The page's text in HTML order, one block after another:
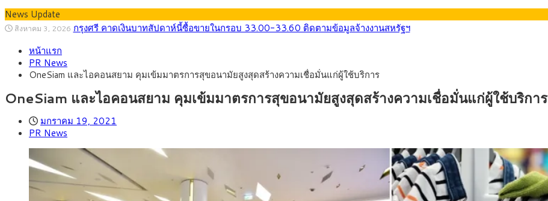
News Update
สิงหาคม 3, 2026 กรุงศรี คาดเงินบาทสัปดาห์นี้ซื้อขายในกรอบ 33.00-33.60 ติดตามข้อมูลจ้างงานสหรัฐฯ
กรกฎาคม 27, 2026
กรกฎาคม 27, 2026
สิงหาคม 5, 2026 ครม.ไฟเขียวหลักการ ร่าง พ.ร.ฎ. เปิดทาง รฟม.เดินหน้ารถไฟฟ้าสงขลา โมโนเรล 12.54 กม. เชื่อมเมืองหาดใหญ่
สิงหาคม 4, 2026 สธ.ชี้ รพ.รัฐแบกรับผู้ป่วยบัตรทอง 87% แต่ได้งบรายหัวเพียง 2,618 บาท เสนอทบทวนจัดสรรงบให้สอดคล้องภาระงานจริง
หน้าแรก
PR News
OneSiam และไอคอนสยาม คุมเข้มมาตรการสุขอนามัยสูงสุดสร้างความเชื่อมั่นแก่ผู้ใช้บริการ
OneSiam และไอคอนสยาม คุมเข้มมาตรการสุขอนามัยสูงสุดสร้างความเชื่อมั่นแก่ผู้ใช้บริการ
มกราคม 19, 2021
PR News